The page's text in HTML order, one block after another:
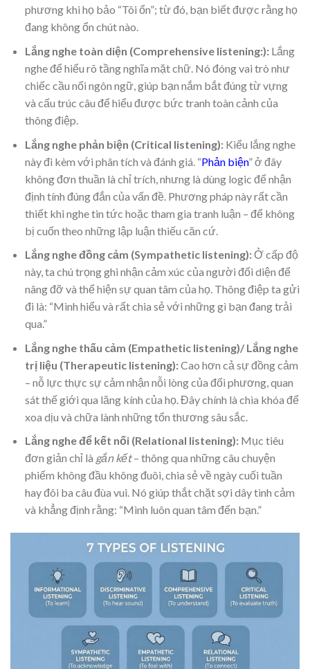
phương khi họ bảo “Tôi ổn”; từ đó, bạn biết được rằng họ
đang không ổn chút nào.
Lắng nghe toàn diện (Comprehensive listening:):Lắng
nghe để hiểu rõ tầng nghĩa mặt chữ. Nó đóng vai trò như
chiếc cầu nối ngôn ngữ, giúp bạn nắm bắt đúng từ vựng
và cấu trúc câu để hiểu được bức tranh toàn cảnh của
thông điệp.
Lắng nghe phản biện (Critical listening):Kiểu lắng nghe
này đi kèm với phân tích và đánh giá. “Phản biện” ở đây
không đơn thuần là chỉ trích, nhưng là dùng logic để nhận
định tính đúng đắn của vấn đề. Phương pháp này rất cần
thiết khi nghe tin tức hoặc tham gia tranh luận – để không
bị cuốn theo những lập luận thiếu căn cứ.
Lắng nghe đồng cảm (Sympathetic listening):Ở cấp độ
này, ta chú trọng ghi nhận cảm xúc của người đối diện để
nâng đỡ và thể hiện sự quan tâm của họ. Thông điệp ta gửi
đi là: “Mình hiểu và rất chia sẻ với những gì bạn đang trải
qua.”
Lắng nghe thấu cảm (Empathetic listening)/ Lắng nghe
trị liệu (Therapeutic listening):Cao hơn cả sự đồng cảm
– nỗ lực thực sự cảm nhận nỗi lòng của đối phương, quan
sát thế giới qua lăng kính của họ. Đây chính là chìa khóa để
xoa dịu và chữa lành những tổn thương sâu sắc.
Lắng nghe để kết nối (Relational listening):Mục tiêu
đơn giản chỉ là gắn kết– thông qua những câu chuyện
phiếm không đầu không đuôi, chia sẻ về ngày cuối tuần
hay đôi ba câu đùa vui. Nó giúp thắt chặt sợi dây tình cảm
và khẳng định rằng: “Mình luôn quan tâm đến bạn.”